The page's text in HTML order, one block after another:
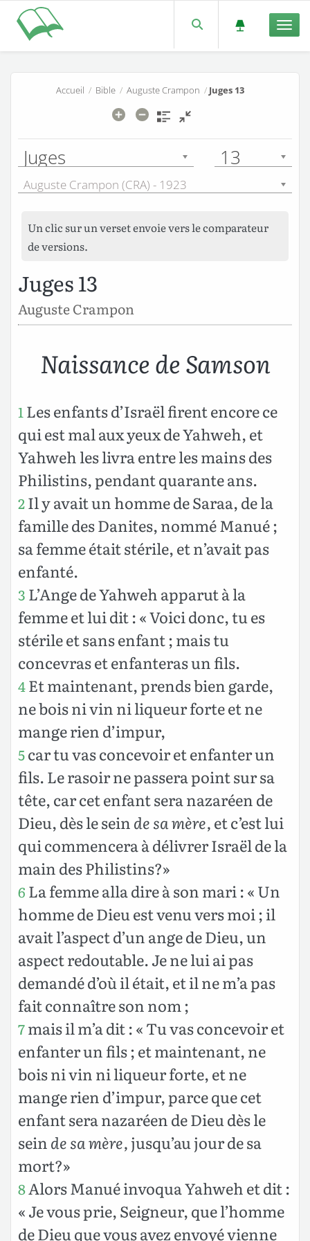
Accueil / Bible /Auguste Crampon / Juges 13
Juges 13
Auguste Crampon (CRA) - 1923
Un clic sur un verset envoie vers le comparateur
de versions.
Juges 13
Auguste Crampon
Naissance de Samson
1 Les enfants d’Israël firent encore ce
qui est mal aux yeux de Yahweh, et
Yahweh les livra entre les mains des
Philistins, pendant quarante ans.
2Il y avait un homme de Saraa, de la
famille des Danites, nommé Manué ;
sa femme était stérile, et n’avait pas
enfanté.
3 L’Ange de Yahweh apparut à la
femme et lui dit : « Voici donc, tu es
stérile et sans enfant ; mais tu
concevras et enfanteras un fils.
4Et maintenant, prends bien garde,
ne bois ni vin ni liqueur forte et ne
mange rien d’impur,
5car tu vas concevoir et enfanter un
fils. Le rasoir ne passera point sur sa
tête, car cet enfant sera nazaréen de
Dieu, dès le seinde sa mère,et c’est lui
qui commencera à délivrer Israël de la
main des Philistins?»
6 La femme alla dire à son mari : « Un
homme de Dieu est venu vers moi ; il
avait l’aspect d’un ange de Dieu, un
aspect redoutable. Je ne lui ai pas
demandé d’où il était, et il ne m’a pas
fait connaître son nom ;
7mais il m’a dit : « Tu vas concevoir et
enfanter un fils ; et maintenant, ne
bois ni vin ni liqueur forte, et ne
mange rien d’impur, parce que cet
enfant sera nazaréen de Dieu dès le
seinde sa mère,jusqu’au jour de sa
mort?»
8Alors Manué invoqua Yahweh et dit :
« Je vous prie, Seigneur, que l’homme
de Dieu que vous avez envoyé vienne